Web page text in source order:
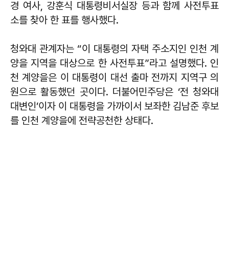
경 여사, 강훈식 대통령비서실장 등과 함께 사전투표
소를 찾아 한 표를 행사했다.
청와대 관계자는 “이 대통령의 자택 주소지인 인천 계
양을 지역을 대상으로 한 사전투표”라고 설명했다. 인
천 계양을은 이 대통령이 대선 출마 전까지 지역구 의
원으로 활동했던 곳이다. 더불어민주당은 ‘전 청와대
대변인’이자 이 대통령을 가까이서 보좌한 김남준 후보
를 인천 계양을에 전략공천한 상태다.